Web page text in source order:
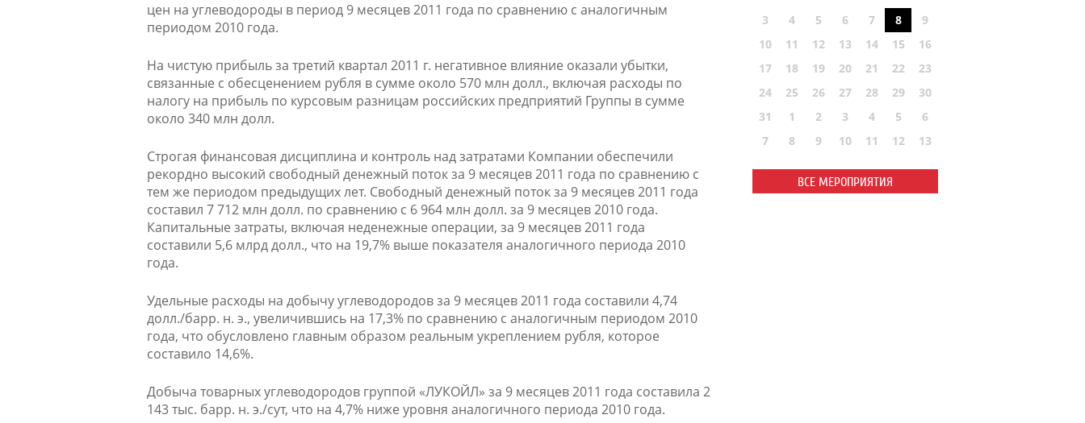
цен на углеводороды в период 9 месяцев 2011 года по сравнению с аналогичным
периодом 2010 года.
На чистую прибыль за третий квартал 2011 г. негативное влияние оказали убытки,
связанные с обесценением рубля в сумме около 570 млн долл., включая расходы по
налогу на прибыль по курсовым разницам российских предприятий Группы в сумме
около 340 млн долл.
Строгая финансовая дисциплина и контроль над затратами Компании обеспечили
рекордно высокий свободный денежный поток за 9 месяцев 2011 года по сравнению с
тем же периодом предыдущих лет. Свободный денежный поток за 9 месяцев 2011 года
составил 7 712 млн долл. по сравнению с 6 964 млн долл. за 9 месяцев 2010 года.
Капитальные затраты, включая неденежные операции, за 9 месяцев 2011 года
составили 5,6 млрд долл., что на 19,7% выше показателя аналогичного периода 2010
года.
Удельные расходы на добычу углеводородов за 9 месяцев 2011 года составили 4,74
долл./барр. н. э., увеличившись на 17,3% по сравнению с аналогичным периодом 2010
года, что обусловлено главным образом реальным укреплением рубля, которое
составило 14,6%.
Добыча товарных углеводородов группой «ЛУКОЙЛ» за 9 месяцев 2011 года составила 2
143 тыс. барр. н. э./сут, что на 4,7% ниже уровня аналогичного периода 2010 года.
3
4 5 6 7 8
9
10
11 12 13 14 15
16
17
18 19 20 21 22
23
24
25 26 27 28 29
30
31
1 2 3 4 5
6
7
8 9 10 11 12 13
ВСЕ МЕРОПРИЯТИЯ